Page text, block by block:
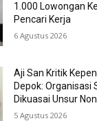
1.000 Lowongan
Pencari Kerja
6 Agustus 2026
Aji San Kritik
Depok: Organisasi
Dikuasai Unsur
5 Agustus 2026